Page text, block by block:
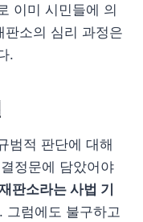
이미 시민들에 의
소의 심리 과정은
.
범적 판단에 대해
정문에 담았어야
판소라는 사법 기
그럼에도 불구하고